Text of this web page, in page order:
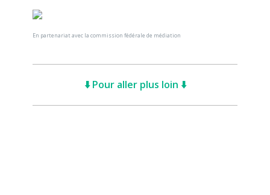
En partenariat avec la commission fédérale de médiation
⬇️ Pour aller plus loin ⬇️